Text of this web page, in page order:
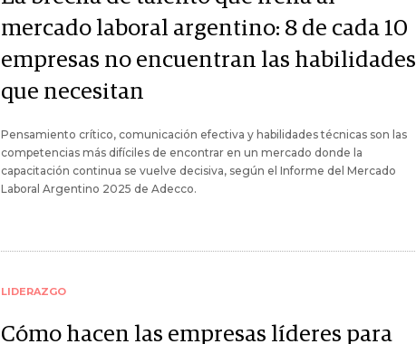
mercado laboral argentino: 8 de cada 10
empresas no encuentran las habilidades
que necesitan
Pensamiento crítico, comunicación efectiva y habilidades técnicas son las
competencias más difíciles de encontrar en un mercado donde la
capacitación continua se vuelve decisiva, según el Informe del Mercado
Laboral Argentino 2025 de Adecco.
LIDERAZGO
Cómo hacen las empresas líderes para